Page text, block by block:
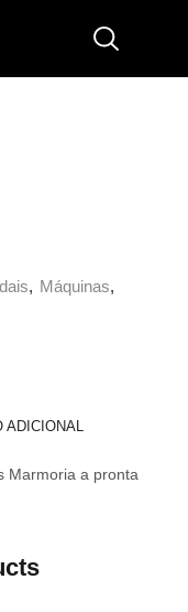
, Máquinas,
ADICIONAL
Marmoria a pronta